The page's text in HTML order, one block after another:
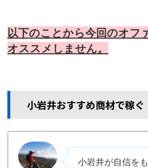
以下のことから今回のオフ
オススメしません。
小岩井おすすめ商材で稼ぐ
小岩井が自信を